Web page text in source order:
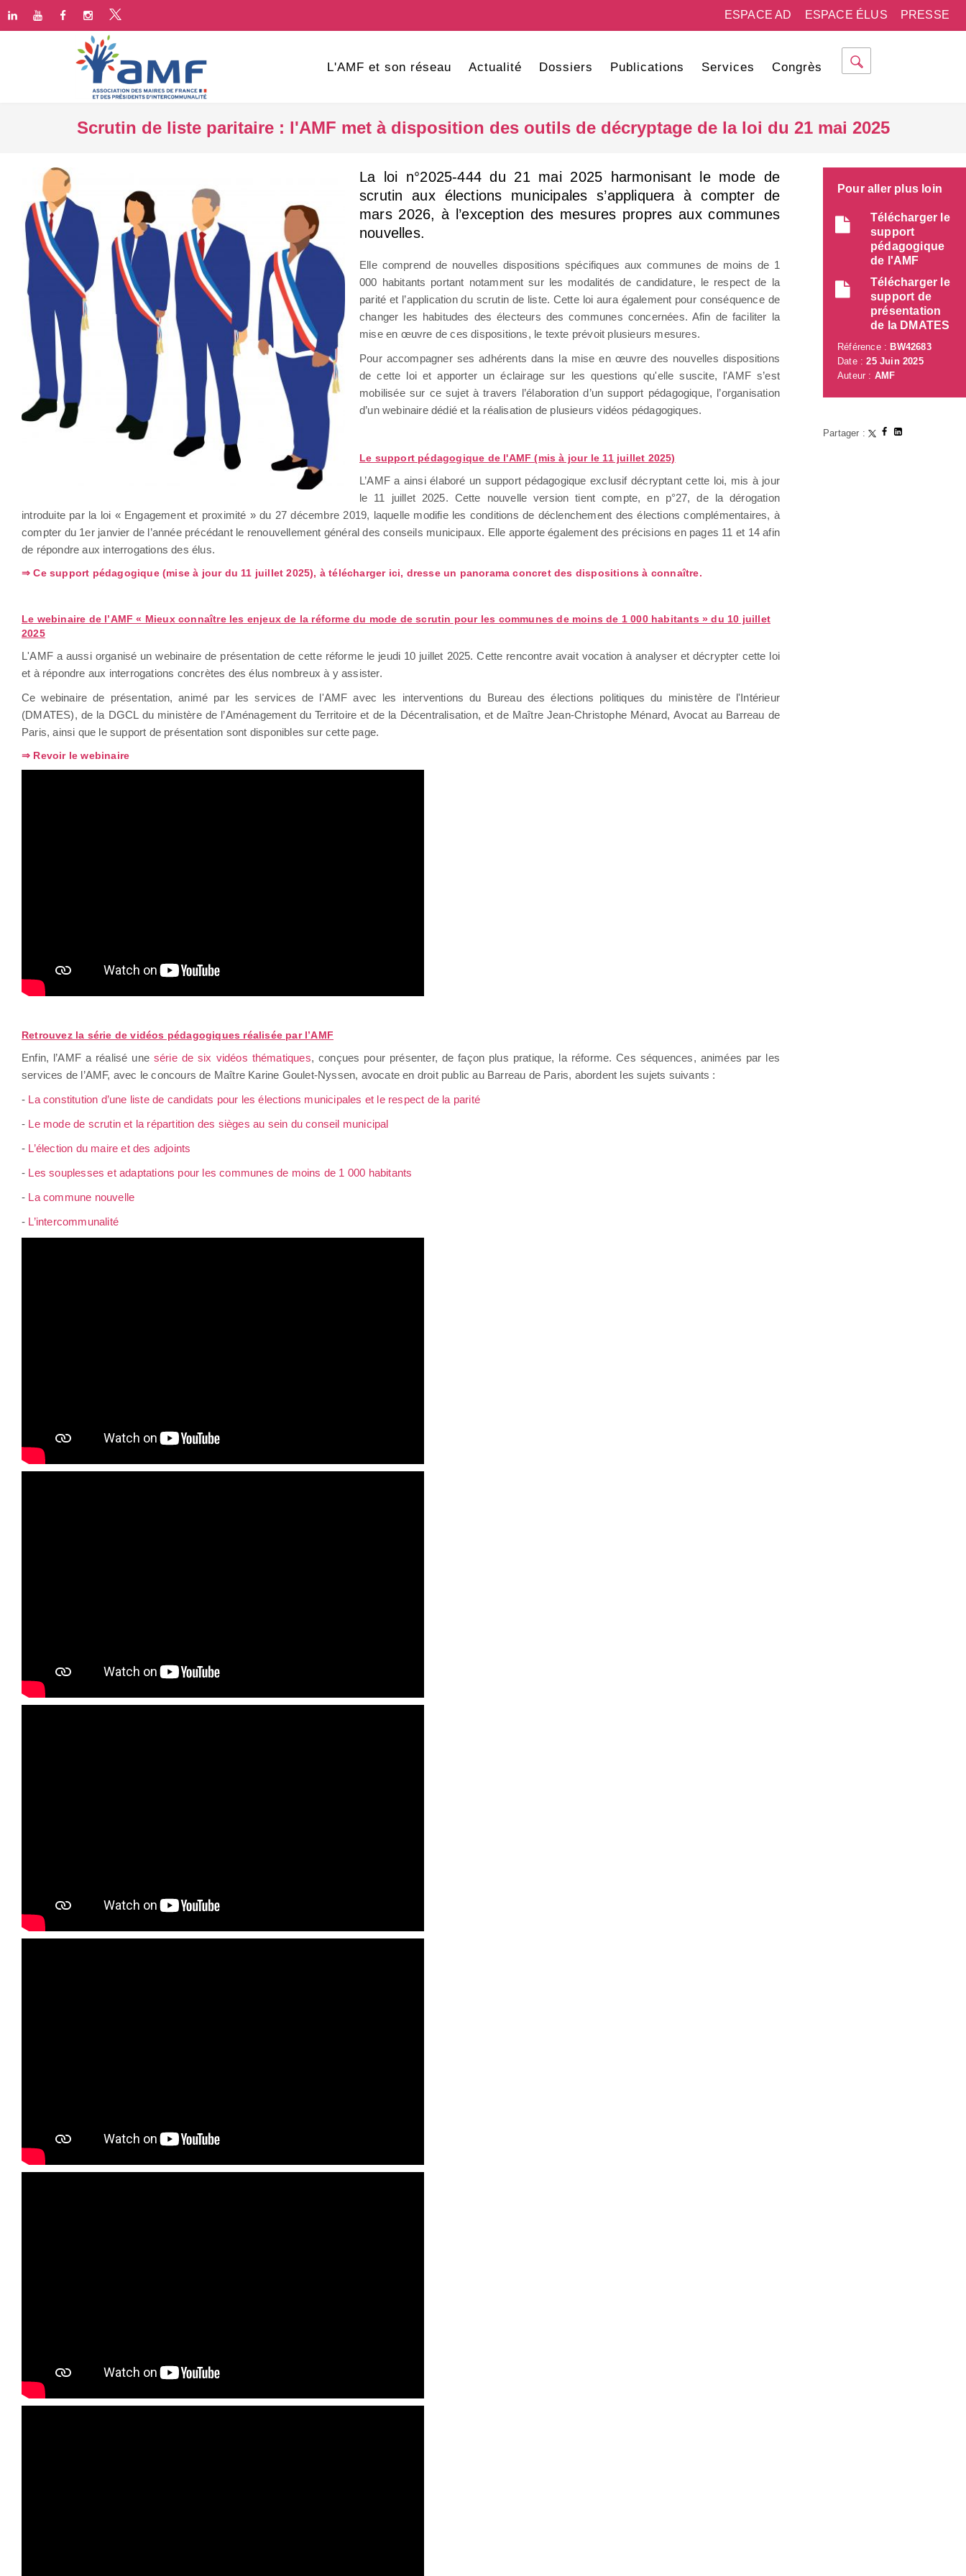
PRESSE
ESPACE ÉLUS
ESPACE AD
L'AMF et son réseau Actualité Dossiers Publications Services Congrès
Scrutin de liste paritaire : l'AMF met à disposition des outils de décryptage de la loi du 21 mai 2025
La loi n°2025-444 du 21 mai 2025 harmonisant le mode de
scrutin aux élections municipales s’appliquera à compter de
mars 2026, à l’exception des mesures propres aux communes
nouvelles.
Elle comprend de nouvelles dispositions spécifiques aux communes de moins de 1
000 habitants portant notamment sur les modalités de candidature, le respect de la
parité et l’application du scrutin de liste. Cette loi aura également pour conséquence de
changer les habitudes des électeurs des communes concernées. Afin de faciliter la
mise en œuvre de ces dispositions, le texte prévoit plusieurs mesures.
Pour accompagner ses adhérents dans la mise en œuvre des nouvelles dispositions
de cette loi et apporter un éclairage sur les questions qu'elle suscite, l'AMF s’est
mobilisée sur ce sujet à travers l’élaboration d’un support pédagogique, l’organisation
d’un webinaire dédié et la réalisation de plusieurs vidéos pédagogiques.
Le support pédagogique de l'AMF (mis à jour le 11 juillet 2025)
L’AMF a ainsi élaboré un support pédagogique exclusif décryptant cette loi, mis à jour
le 11 juillet 2025. Cette nouvelle version tient compte, en p°27, de la dérogation
introduite par la loi « Engagement et proximité » du 27 décembre 2019, laquelle modifie les conditions de déclenchement des élections complémentaires, à
compter du 1er janvier de l’année précédant le renouvellement général des conseils municipaux. Elle apporte également des précisions en pages 11 et 14 afin
de répondre aux interrogations des élus.
⇒ Ce support pédagogique (mise à jour du 11 juillet 2025), à télécharger ici, dresse un panorama concret des dispositions à connaître.
Le webinaire de l’AMF « Mieux connaître les enjeux de la réforme du mode de scrutin pour les communes de moins de 1 000 habitants » du 10 juillet
2025
L'AMF a aussi organisé un webinaire de présentation de cette réforme le jeudi 10 juillet 2025. Cette rencontre avait vocation à analyser et décrypter cette loi
et à répondre aux interrogations concrètes des élus nombreux à y assister.
Ce webinaire de présentation, animé par les services de l'AMF avec les interventions du Bureau des élections politiques du ministère de l'Intérieur
(DMATES), de la DGCL du ministère de l’Aménagement du Territoire et de la Décentralisation, et de Maître Jean-Christophe Ménard, Avocat au Barreau de
Paris, ainsi que le support de présentation sont disponibles sur cette page.
⇒ Revoir le webinaire
Retrouvez la série de vidéos pédagogiques réalisée par l’AMF
Enfin, l’AMF a réalisé une série de six vidéos thématiques, conçues pour présenter, de façon plus pratique, la réforme. Ces séquences, animées par les
services de l’AMF, avec le concours de Maître Karine Goulet-Nyssen, avocate en droit public au Barreau de Paris, abordent les sujets suivants :
- La constitution d’une liste de candidats pour les élections municipales et le respect de la parité
- Le mode de scrutin et la répartition des sièges au sein du conseil municipal
- L’élection du maire et des adjoints
- Les souplesses et adaptations pour les communes de moins de 1 000 habitants
- La commune nouvelle
- L’intercommunalité
Pour aller plus loin
Télécharger le
support
pédagogique
de l'AMF
Télécharger le
support de
présentation
de la DMATES
Référence : BW42683
Date :25 Juin 2025
Auteur : AMF
Partager :